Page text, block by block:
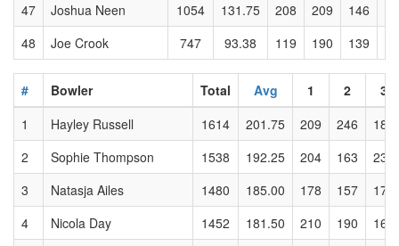
47
Joshua Neen 1054 131.75 208 209 146
48
Joe Crook 747 93.38 119 190 139
# Bowler Total Avg 1 2
3
1
Hayley Russell 1614 201.75 209 246
182
2
Sophie Thompson 1538 192.25 204 163
233
3
Natasja Ailes 1480 185.00 178 157
176
4
Nicola Day 1452 181.50 210 190
168